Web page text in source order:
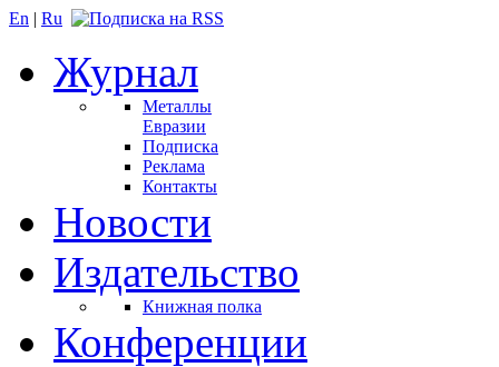
En | Ru
Журнал
Металлы
Евразии
Подписка
Реклама
Контакты
Новости
Издательство
Книжная полка
Конференции